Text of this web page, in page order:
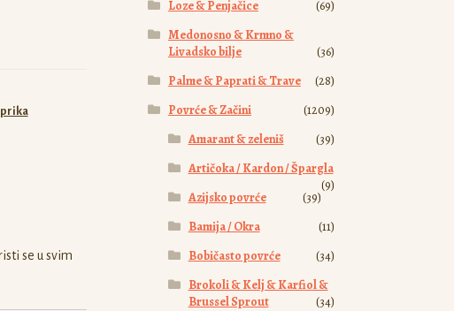
se u svim
Loze & Penjačice
(69)
Medonosno & Krmno &
Livadsko bilje
(36)
Palme & Paprati & Trave
(28)
Povrće & Začini
(1209)
Amarant & zeleniš
(39)
Artičoka / Kardon / Špargla
(9)
Azijsko povrće
(39)
Bamija / Okra
(11)
Bobičasto povrće
(34)
Brokoli & Kelj & Karfiol &
Brussel Sprout
(34)